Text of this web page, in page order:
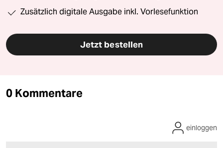
Zusätzlich digitale Ausgabe inkl. Vorlesefunktion
Jetzt bestellen
0 Kommentare
einloggen